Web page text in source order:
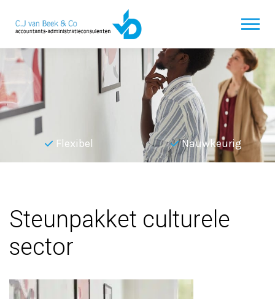
Flexibel Nauwkeurig
Steunpakket culturele
sector